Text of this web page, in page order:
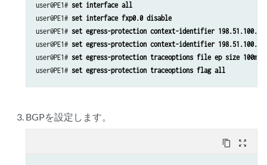
user@PE1# set interface all
user@PE1# set interface fxp0.0 disable
user@PE1# set egress-protection context-identifier 198.51.100.3
user@PE1# set egress-protection context-identifier 198.51.100.3
user@PE1# set egress-protection traceoptions file ep size 100m
user@PE1# set egress-protection traceoptions flag all
BGPを設定します。
content_copy zoom_out_map